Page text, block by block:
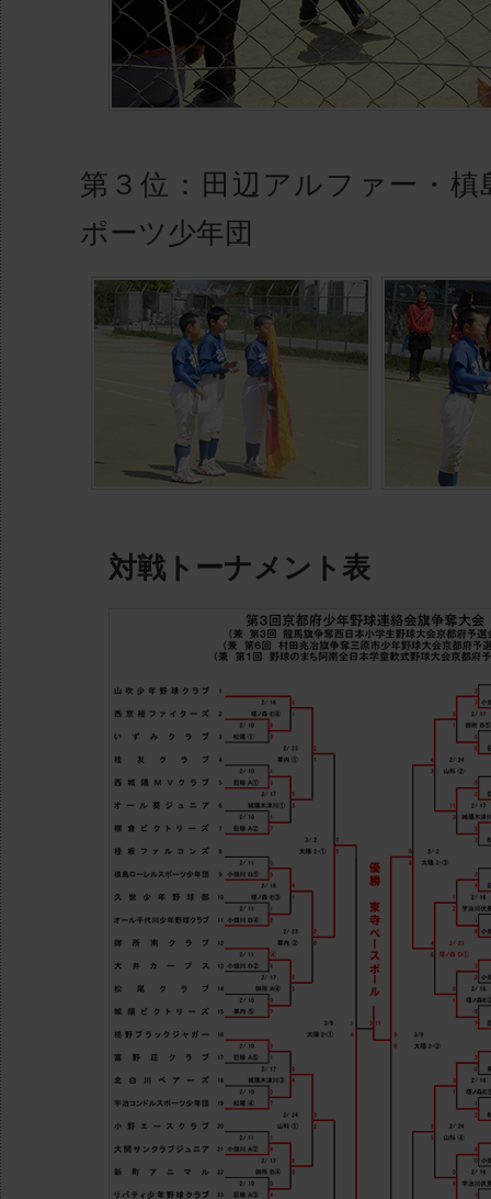
第３位：田辺アルファー・
ポーツ少年団
対戦トーナメント表